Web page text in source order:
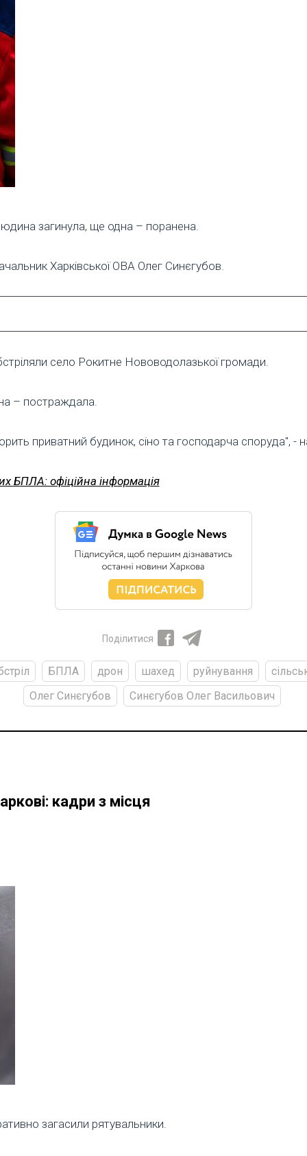
загинула, ще одна – поранена.
Харківської ОВА Олег Синєгубов.
село Рокитне Нововодолазької громади.
– постраждала.
приватний будинок, сіно та господарча споруда", -
БПЛА: офіційна інформація
Поділитися
БПЛА дрон шахед руйнування
Олег Синєгубов
Синєгубов Олег Васильович
кадри з місця
загасили рятувальники.